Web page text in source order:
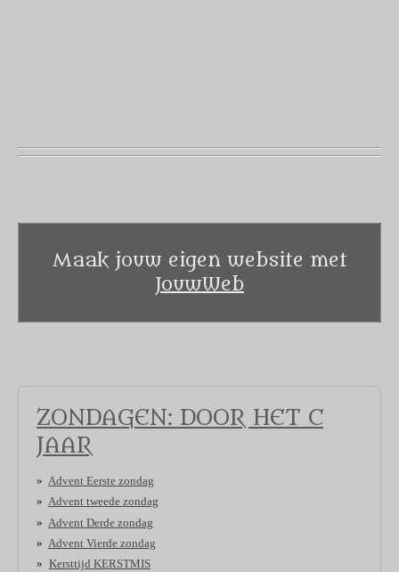
Maak jouw eigen website met
JouwWeb
ZONDAGEN: DOOR HET C
JAAR
Advent Eerste zondag
Advent tweede zondag
Advent Derde zondag
Advent Vierde zondag
Kersttijd KERSTMIS